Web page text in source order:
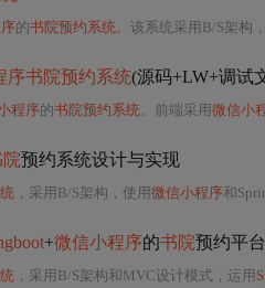
的书院预约系统。该系统采用B/S架构
序书院预约系统(源码+LW+调试
程序的书院预约系统。前端采用微信小
预约系统设计与实现
，采用B/S架构，使用微信小程序和Spring Boot框架开发。系统
+微信小程序的书院预约平
，采用B/S架构和MVC设计模式，运用